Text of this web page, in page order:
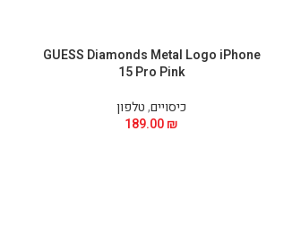
GUESS Diamonds Metal Logo iPhone
15 Pro Pink
כיסויים,טלפון
189.00₪